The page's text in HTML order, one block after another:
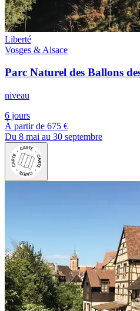
Liberté
Vosges & Alsace
Parc Naturel des Ballons
niveau
6 jours
À partir de 675 €
Du 8 mai au 30 septembre